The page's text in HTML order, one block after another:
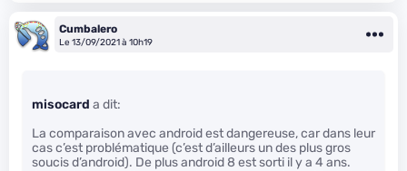
Cumbalero
Le 13/09/2021 à 10h19
misocard a dit:
La comparaison avec android est dangereuse, car dans leur
cas c’est problématique (c’est d’ailleurs un des plus gros
soucis d’android). De plus android 8 est sorti il y a 4 ans.